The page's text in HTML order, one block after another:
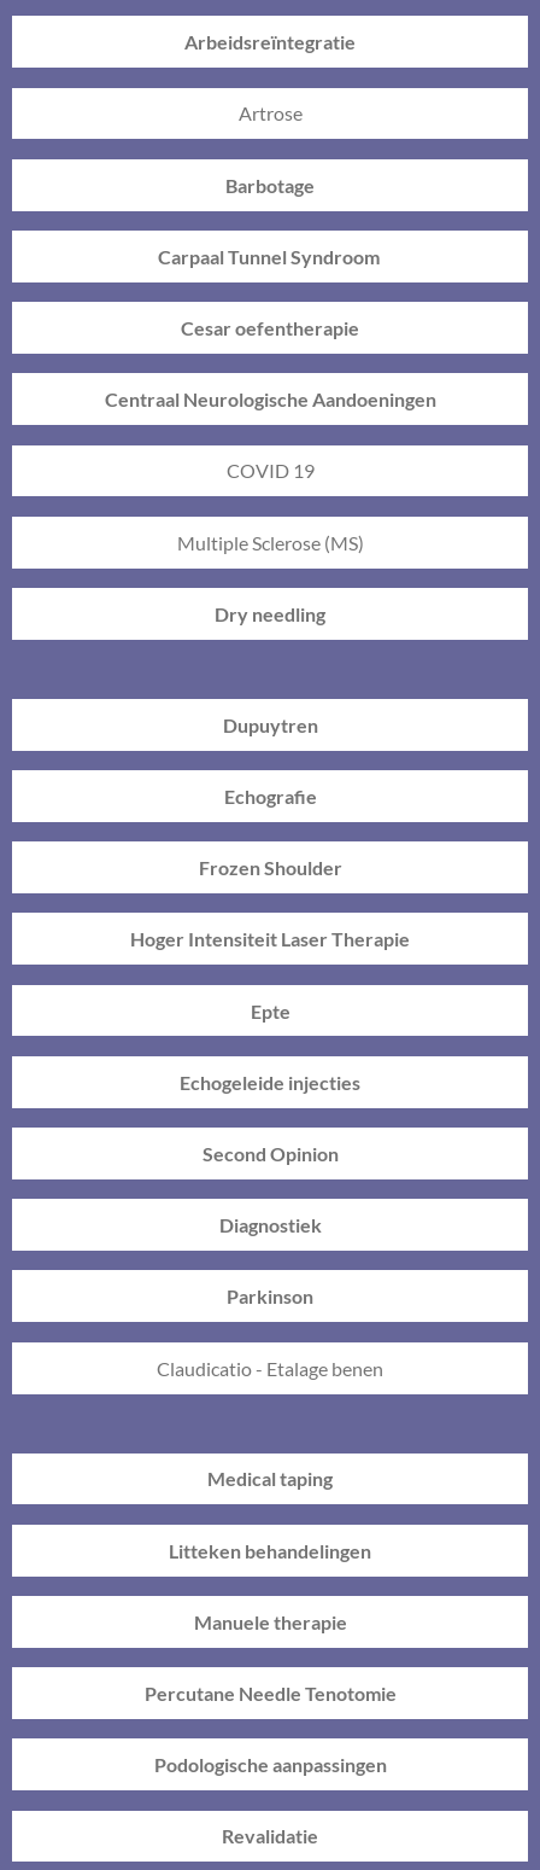
Arbeidsreïntegratie
Artrose
Barbotage
Carpaal Tunnel Syndroom
Cesar oefentherapie
Centraal Neurologische Aandoeningen
COVID 19
Multiple Sclerose (MS)
Dry needling
Dupuytren
Echografie
Frozen Shoulder
Hoger Intensiteit Laser Therapie
Epte
Echogeleide injecties
Second Opinion
Diagnostiek
Parkinson
Claudicatio - Etalage benen
Medical taping
Litteken behandelingen
Manuele therapie
Percutane Needle Tenotomie
Podologische aanpassingen
Revalidatie